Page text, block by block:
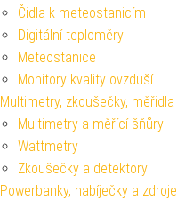
Čidla k meteostanicím
Digitální teploměry
Meteostanice
Monitory kvality ovzduší
Multimetry, zkoušečky, měřidla
Multimetry a měřící šňůry
Wattmetry
Zkoušečky a detektory
Powerbanky, nabíječky a zdroje